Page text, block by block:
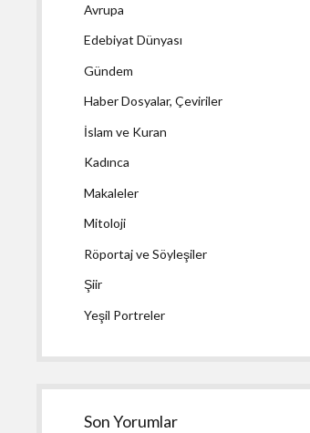
Avrupa
Edebiyat Dünyası
Gündem
Haber Dosyalar, Çeviriler
İslam ve Kuran
Kadınca
Makaleler
Mitoloji
Röportaj ve Söyleşiler
Şiir
Yeşil Portreler
Son Yorumlar